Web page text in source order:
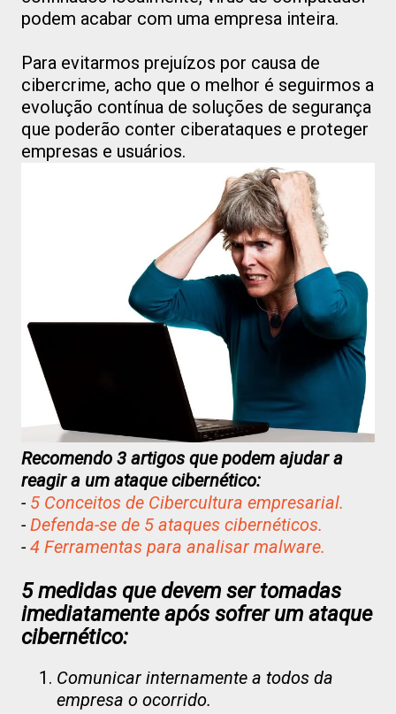
podem acabar com uma empresa inteira.
Para evitarmos prejuízos por causa de
cibercrime, acho que o melhor é seguirmos a
evolução contínua de soluções de segurança
que poderão conter ciberataques e proteger
empresas e usuários.
Recomendo 3 artigos que podem ajudar a
reagir a um ataque cibernético:
- 5 Conceitos de Cibercultura empresarial.
- Defenda-se de 5 ataques cibernéticos.
- 4 Ferramentas para analisar malware.
5 medidas que devem ser tomadas
imediatamente após sofrer um ataque
cibernético:
Comunicar internamente a todos da
empresa o ocorrido.